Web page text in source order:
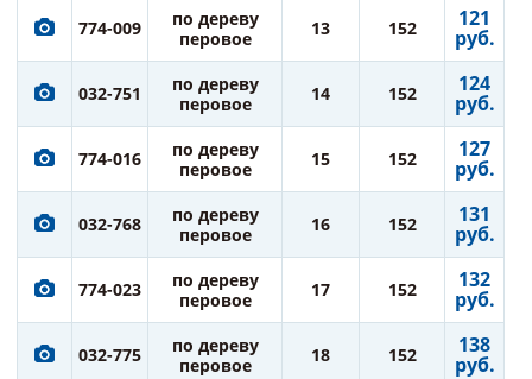
774-009
по дереву
перовое
13 152 121
руб.
032-751
по дереву
перовое
14 152 124
руб.
774-016
по дереву
перовое
15 152 127
руб.
032-768
по дереву
перовое
16 152 131
руб.
774-023
по дереву
перовое
17 152 132
руб.
032-775
по дереву
перовое
18 152 138
руб.